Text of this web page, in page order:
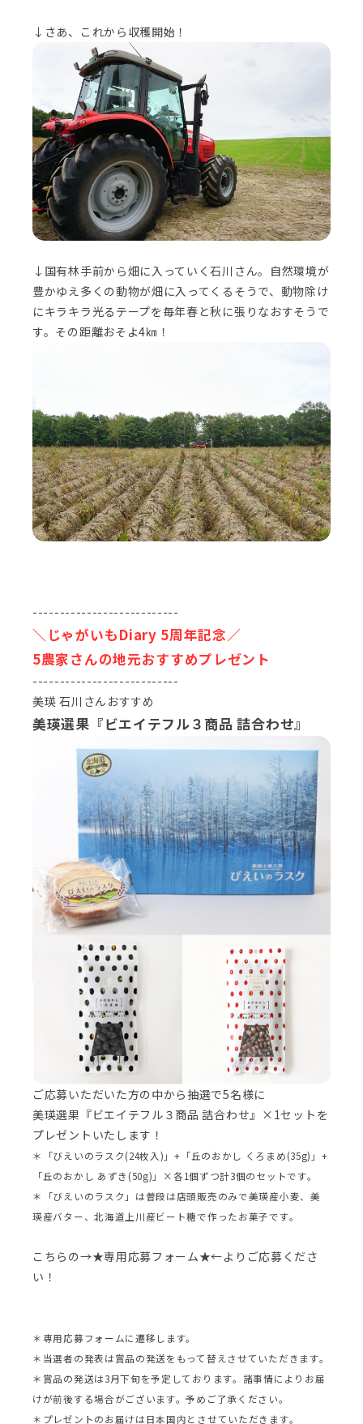
↓さあ、これから収穫開始！
↓国有林手前から畑に入っていく石川さん。自然環境が
豊かゆえ多くの動物が畑に入ってくるそうで、動物除け
にキラキラ光るテープを毎年春と秋に張りなおすそうで
す。その距離おそよ4㎞！
---------------------------
＼じゃがいもDiary 5周年記念／
5農家さんの地元おすすめプレゼント
---------------------------
美瑛 石川さんおすすめ
美瑛選果『ビエイテフル３商品 詰合わせ』
ご応募いただいた方の中から抽選で5名様に
美瑛選果『ビエイテフル３商品 詰合わせ』×1セットを
プレゼントいたします！
＊「びえいのラスク(24枚入)」+「丘のおかし くろまめ(35g)」+
「丘のおかし あずき(50g)」×各1個ずつ計3個のセットです。
＊「びえいのラスク」は普段は店頭販売のみで美瑛産小麦、美
瑛産バター、北海道上川産ビート糖で作ったお菓子です。
こちらの→★専用応募フォーム★←よりご応募くださ
い！
＊専用応募フォームに遷移します。
＊当選者の発表は賞品の発送をもって替えさせていただきます。
＊賞品の発送は3月下旬を予定しております。諸事情によりお届
けが前後する場合がございます。予めご了承ください。
＊プレゼントのお届けは日本国内とさせていただきます。